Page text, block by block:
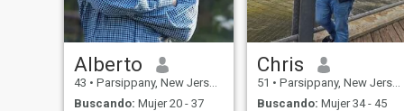
Alberto
43 • Parsippany, New Jersey, Estados Unidos
Buscando: Mujer 20 - 37
Chris
51 • Parsippany, New Jersey, Estados Unidos
Buscando: Mujer 34 - 45